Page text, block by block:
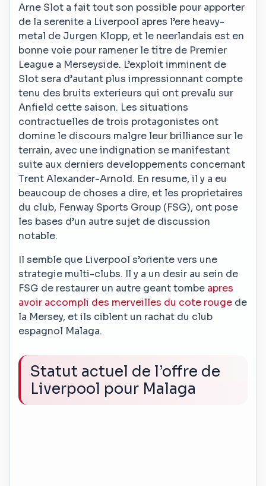
Arne Slot a fait tout son possible pour apporter
de la serenite a Liverpool apres l’ere heavy-
metal de Jurgen Klopp, et le neerlandais est en
bonne voie pour ramener le titre de Premier
League a Merseyside. L’exploit imminent de
Slot sera d’autant plus impressionnant compte
tenu des bruits exterieurs qui ont prevalu sur
Anfield cette saison. Les situations
contractuelles de trois protagonistes ont
domine le discours malgre leur brilliance sur le
terrain, avec une indignation se manifestant
suite aux derniers developpements concernant
Trent Alexander-Arnold. En resume, il y a eu
beaucoup de choses a dire, et les proprietaires
du club, Fenway Sports Group (FSG), ont pose
les bases d’un autre sujet de discussion
notable.
Il semble que Liverpool s’oriente vers une
strategie multi-clubs. Il y a un desir au sein de
FSG de restaurer un autre geant tombe apres
avoir accompli des merveilles du cote rouge de
la Mersey, et ils ciblent un rachat du club
espagnol Malaga.
Statut actuel de l’offre de
Liverpool pour Malaga